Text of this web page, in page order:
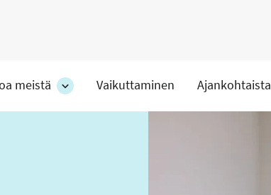
meistä
Tietoa
meistä
Vaikuttaminen Ajankohtaista